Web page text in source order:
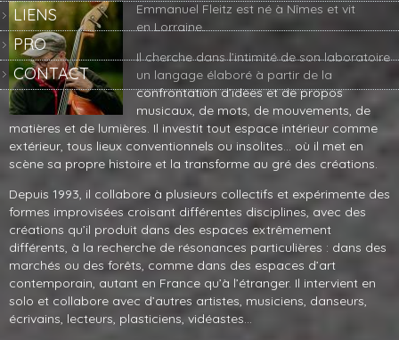
LIENS
PRO
CONTACT
Emmanuel Fleitz est né à Nîmes et vit
en Lorraine.
Il cherche dans l’intimité de son laboratoire
un langage élaboré à partir de la
confrontation d’idées et de propos
musicaux, de mots, de mouvements, de
matières et de lumières. Il investit tout espace intérieur comme
extérieur, tous lieux conventionnels ou insolites… où il met en
scène sa propre histoire et la transforme au gré des créations.
Depuis 1993, il collabore à plusieurs collectifs et expérimente des
formes improvisées croisant différentes disciplines, avec des
créations qu’il produit dans des espaces extrêmement
différents, à la recherche de résonances particulières : dans des
marchés ou des forêts, comme dans des espaces d’art
contemporain, autant en France qu’à l’étranger. Il intervient en
solo et collabore avec d’autres artistes, musiciens, danseurs,
écrivains, lecteurs, plasticiens, vidéastes...